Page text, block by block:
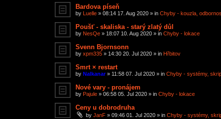
Bardova píseň
by Luelle » 08:14 17. Aug 2020 » in Chyby - kouzla,
Poušť - skaliska - starý zlatý důl
by NesQe » 18:07 10. Aug 2020 » in Chyby - lokace
Svenn Bjornsonn
by xpm335 » 14:30 20. Jul 2020 » in Hřbitov
Smrt × restart
by Nalkanar» 11:58 07. Jul 2020 » in Chyby - systémy,
Nové vary - pronájem
by Pajule » 06:58 05. Jul 2020 » in Chyby - lokace
Ceny u dobrodruha
by JanF » 09:46 01. Jul 2020 » in Chyby - systémy,